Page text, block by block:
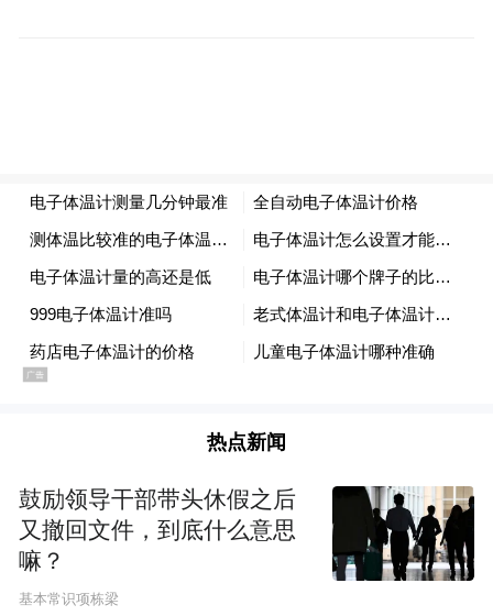
热点新闻
鼓励领导干部带头休假之后
又撤回文件，到底什么意思
嘛？
基本常识项栋梁